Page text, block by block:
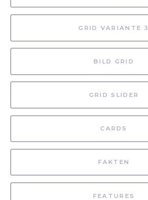
GRID VARIANTE 3
BILD GRID
GRID SLIDER
CARDS
FAKTEN
FEATURES